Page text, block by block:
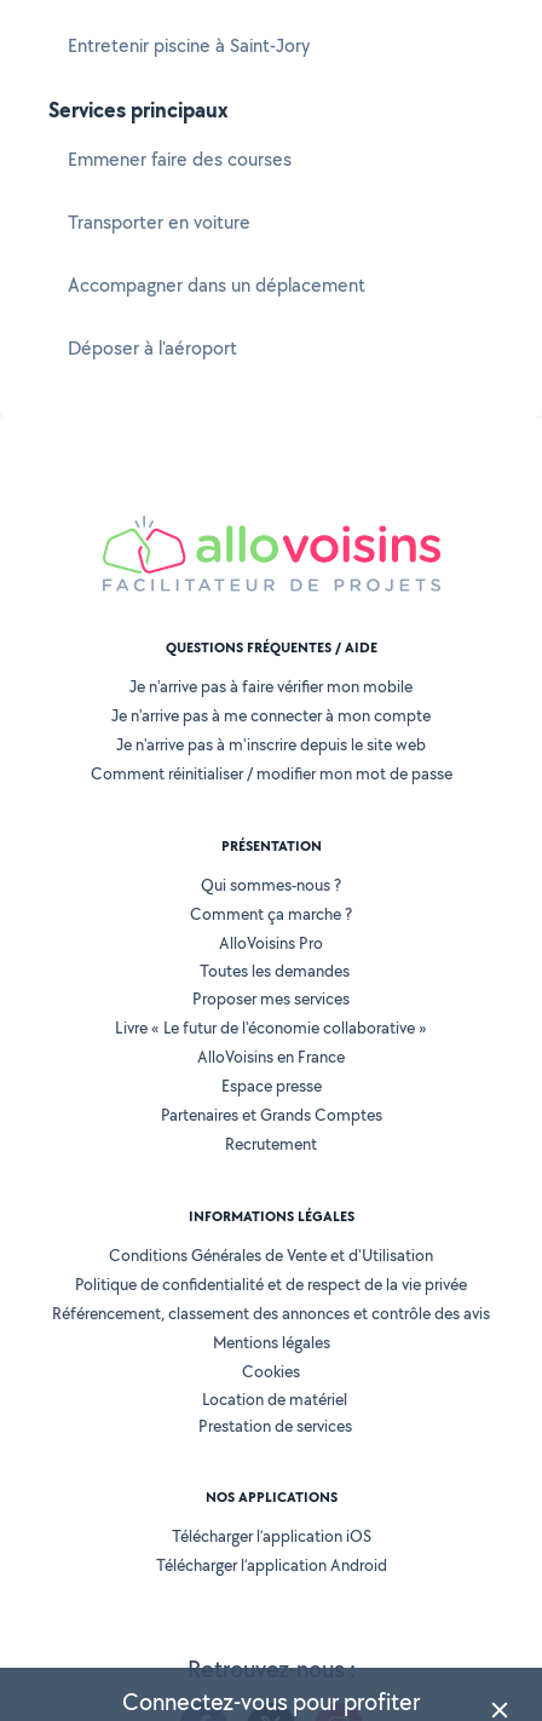
Entretenir piscine à Saint-Jory
Services principaux
Emmener faire des courses
Transporter en voiture
Accompagner dans un déplacement
Déposer à l'aéroport
Retrouvez-nous :
QUESTIONS FRÉQUENTES / AIDE
Je n'arrive pas à faire vérifier mon mobile
Je n'arrive pas à me connecter à mon compte
Je n'arrive pas à m'inscrire depuis le site web
Comment réinitialiser / modifier mon mot de passe
PRÉSENTATION
Qui sommes-nous ?
Comment ça marche ?
AlloVoisins Pro
Toutes les demandes
Proposer mes services
Livre « Le futur de l'économie collaborative »
AlloVoisins en France
Espace presse
Partenaires et Grands Comptes
Recrutement
INFORMATIONS LÉGALES
Conditions Générales de Vente et d'Utilisation
Politique de confidentialité et de respect de la vie privée
Référencement, classement des annonces et contrôle des avis
Mentions légales
Cookies
Location de matériel
Prestation de services
NOS APPLICATIONS
Télécharger l’application iOS
Télécharger l’application Android
Connectez-vous pour profiter